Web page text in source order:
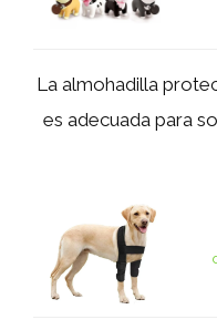
La almohadilla
es adecuada para